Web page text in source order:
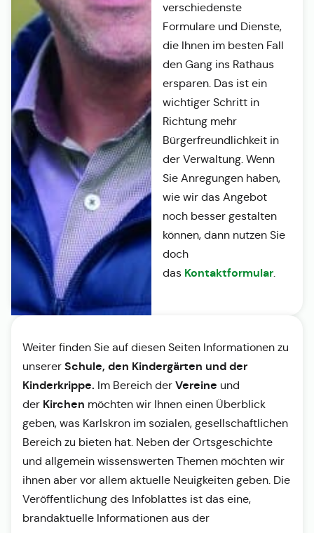
verschiedenste
Formulare und Dienste,
die Ihnen im besten Fall
den Gang ins Rathaus
ersparen. Das ist ein
wichtiger Schritt in
Richtung mehr
Bürgerfreundlichkeit in
der Verwaltung. Wenn
Sie Anregungen haben,
wie wir das Angebot
noch besser gestalten
können, dann nutzen Sie
doch
das Kontaktformular.
Weiter finden Sie auf diesen Seiten Informationen zu
unserer Schule, den Kindergärten und der
Kinderkrippe. Im Bereich der Vereine und
der Kirchen möchten wir Ihnen einen Überblick
geben, was Karlskron im sozialen, gesellschaftlichen
Bereich zu bieten hat. Neben der Ortsgeschichte
und allgemein wissenswerten Themen möchten wir
ihnen aber vor allem aktuelle Neuigkeiten geben. Die
Veröffentlichung des Infoblattes ist das eine,
brandaktuelle Informationen aus der